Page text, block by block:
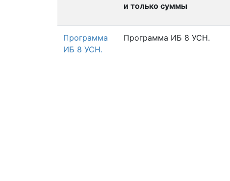
и только суммы
Программа
ИБ 8 УСН.
Программа ИБ 8 УСН.